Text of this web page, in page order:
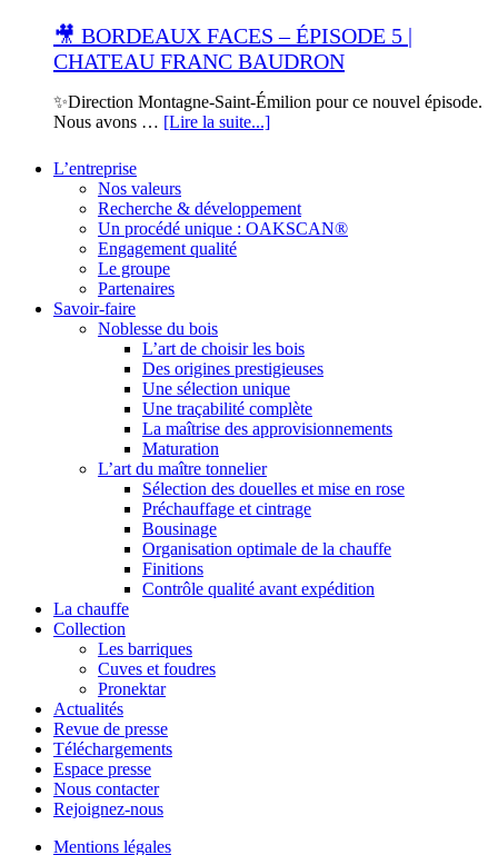
🎥 BORDEAUX FACES – ÉPISODE 5 |
CHATEAU FRANC BAUDRON
✨Direction Montagne-Saint-Émilion pour ce nouvel épisode.
Nous avons … [Lire la suite...]
L’entreprise
Nos valeurs
Recherche & développement
Un procédé unique : OAKSCAN®
Engagement qualité
Le groupe
Partenaires
Savoir-faire
Noblesse du bois
L’art de choisir les bois
Des origines prestigieuses
Une sélection unique
Une traçabilité complète
La maîtrise des approvisionnements
Maturation
L’art du maître tonnelier
Sélection des douelles et mise en rose
Préchauffage et cintrage
Bousinage
Organisation optimale de la chauffe
Finitions
Contrôle qualité avant expédition
La chauffe
Collection
Les barriques
Cuves et foudres
Pronektar
Actualités
Revue de presse
Téléchargements
Espace presse
Nous contacter
Rejoignez-nous
Mentions légales